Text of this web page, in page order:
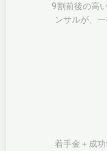
9割前後の高
ンサルが、
着手金＋成